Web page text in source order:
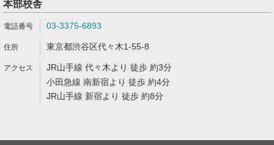
本部校舎
03-3375-6893
東京都渋谷区代々木1-55-8
JR山手線 代々木より 徒歩 約3分
小田急線 南新宿より 徒歩 約4分
JR山手線 新宿より 徒歩 約8分